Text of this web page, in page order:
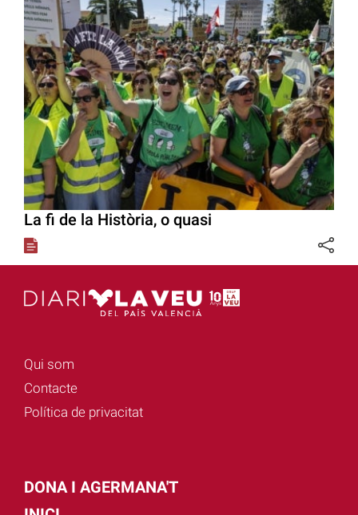
La fi de la Història, o quasi
Qui som
Contacte
Política de privacitat
DONA I AGERMANA'T